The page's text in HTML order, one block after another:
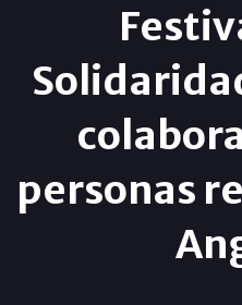
personas